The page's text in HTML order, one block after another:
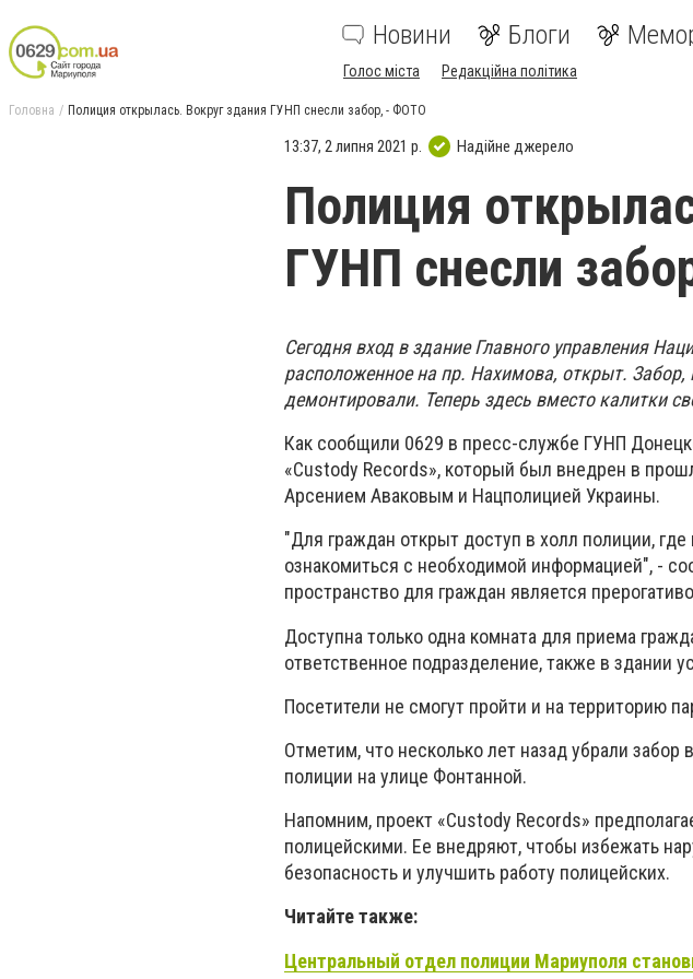
Новини Блоги
Голос міста Редакційна політика
Головна Полиция открылась. Вокруг здания ГУНП снесли забор, - ФОТО
13:37, 2 липня 2021 р. Надійне джерело
Полиция
ГУНП снесли
Сегодня вход в здание Главного управления
расположенное на пр. Нахимова, открыт. Забор,
демонтировали. Теперь здесь вместо калитки
Как сообщили 0629 в пресс-службе ГУНП
«Custody Records», который был внедрен в
Арсением Аваковым и Нацполицией Украины.
"Для граждан открыт доступ в холл полиции,
ознакомиться с необходимой информацией", -
пространство для граждан является
Доступна только одна комната для приема
ответственное подразделение, также в здании
Посетители не смогут пройти и на территорию
Отметим, что несколько лет назад убрали забор
полиции на улице Фонтанной.
Напомним, проект «Custody Records»
полицейскими. Ее внедряют, чтобы избежать
безопасность и улучшить работу полицейских.
Читайте также:
Центральный отдел полиции Мариуполя